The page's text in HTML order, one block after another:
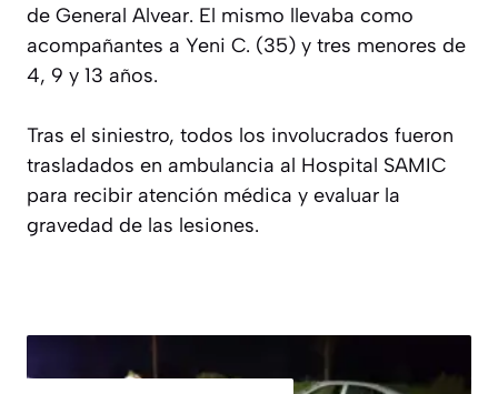
de General Alvear. El mismo llevaba como
acompañantes a Yeni C. (35) y tres menores de
4, 9 y 13 años.
Tras el siniestro, todos los involucrados fueron
trasladados en ambulancia al Hospital SAMIC
para recibir atención médica y evaluar la
gravedad de las lesiones.